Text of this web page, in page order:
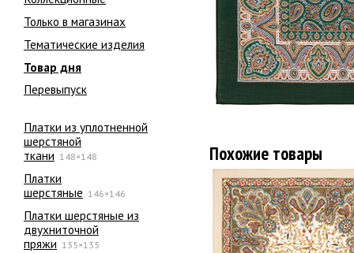
Только в магазинах
Тематические изделия
Товар дня
Перевыпуск
Платки из уплотненной
шерстяной
ткани 148×148
Платки
шерстяные 146×146
Платки шерстяные из
двухниточной
пряжи 135×135
Похожие товары